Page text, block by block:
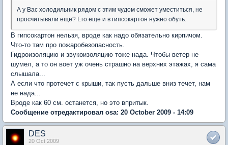
А у Вас холодильник рядом с этим чудом сможет уместиться, не
просчитывали еще? Его еще и в гипсокартон нужно обуть.
В гипсокартон нельзя, вроде как надо обязательно кирпичом.
Что-то там про пожаробезопасность.
Гидроизоляцию и звукоизоляцию тоже нада. Чтобы ветер не
шумел, а то он воет уж очень страшно на верхних этажах, я сама
слышала...
А если что протечет с крыши, так пусть дальше вниз течет, нам
не нада...
Вроде как 60 см. останется, но это впритык.
Сообщение отредактировал osa: 20 October 2009 - 14:09
DES
20 Oct 2009